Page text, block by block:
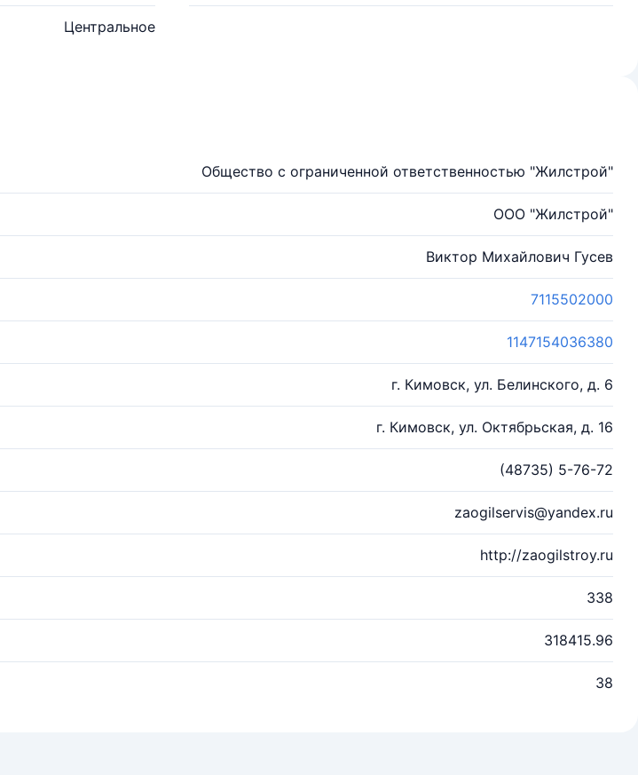
Центральное
Общество с ограниченной ответственностью "Жилстрой"
ООО "Жилстрой"
Виктор Михайлович Гусев
7115502000
1147154036380
г. Кимовск, ул. Белинского, д. 6
г. Кимовск, ул. Октябрьская, д. 16
(48735) 5-76-72
zaogilservis@yandex.ru
http://zaogilstroy.ru
338
318415.96
38